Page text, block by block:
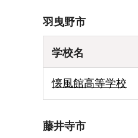
羽曳野市
学校名
懐風館高等学校
藤井寺市